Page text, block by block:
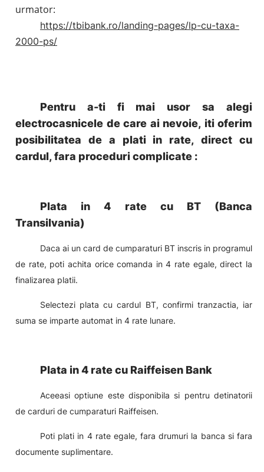
urmator:
https://tbibank.ro/landing-pages/lp-cu-taxa-
2000-ps/
Pentru a-ti fi mai usor sa alegi
electrocasnicele de care ai nevoie, iti oferim
posibilitatea de a plati in rate, direct cu
cardul, fara proceduri complicate :
Plata in 4 rate cu BT (Banca
Transilvania)
Daca ai un card de cumparaturi BT inscris in programul
de rate, poti achita orice comanda in 4 rate egale, direct la
finalizarea platii.
Selectezi plata cu cardul BT, confirmi tranzactia, iar
suma se imparte automat in 4 rate lunare.
Plata in 4 rate cu Raiffeisen Bank
Aceeasi optiune este disponibila si pentru detinatorii
de carduri de cumparaturi Raiffeisen.
Poti plati in 4 rate egale, fara drumuri la banca si fara
documente suplimentare.